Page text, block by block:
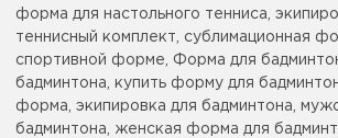
форма для настольного тенниса,
теннисный комплект, сублимационная
спортивной форме, Форма для
бадминтона, купить форму для
форма, экипировка для бадминтона,
бадминтона, женская форма для